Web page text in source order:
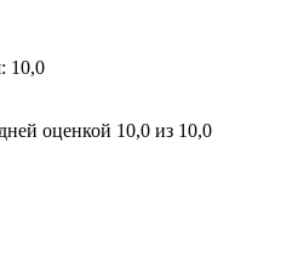
10,0
оценкой 10,0 из 10,0